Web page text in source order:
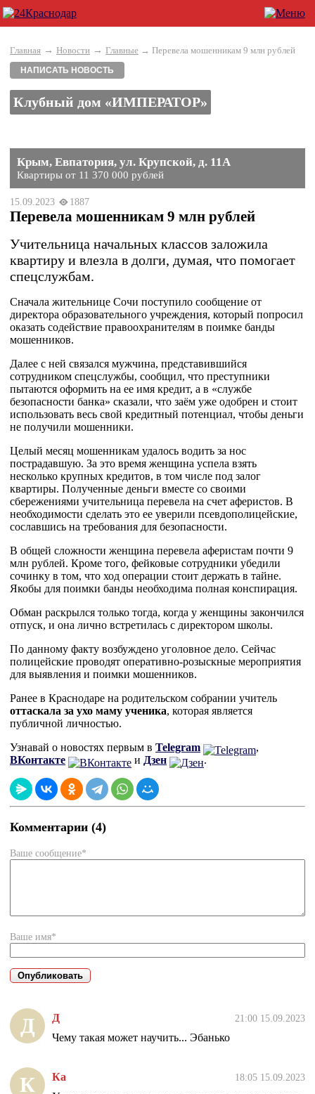
Главная → Новости → Главные → Перевела мошенникам 9 млн рублей
НАПИСАТЬ НОВОСТЬ
Клубный дом «ИМПЕРАТОР»
Крым, Евпатория, ул. Крупской, д. 11А
Квартиры от 11 370 000 рублей
15.09.2023 1887
Перевела мошенникам 9 млн рублей
Учительница начальных классов заложила
квартиру и влезла в долги, думая, что помогает
спецслужбам.
Сначала жительнице Сочи поступило сообщение от
директора образовательного учреждения, который попросил
оказать содействие правоохранителям в поимке банды
мошенников.
Далее с ней связался мужчина, представившийся
сотрудником спецслужбы, сообщил, что преступники
пытаются оформить на ее имя кредит, а в «службе
безопасности банка» сказали, что заём уже одобрен и стоит
использовать весь свой кредитный потенциал, чтобы деньги
не получили мошенники.
Целый месяц мошенникам удалось водить за нос
пострадавшую. За это время женщина успела взять
несколько крупных кредитов, в том числе под залог
квартиры. Полученные деньги вместе со своими
сбережениями учительница перевела на счет аферистов. В
необходимости сделать это ее уверили псевдополицейские,
сославшись на требования для безопасности.
В общей сложности женщина перевела аферистам почти 9
млн рублей. Кроме того, фейковые сотрудники убедили
сочинку в том, что ход операции стоит держать в тайне.
Якобы для поимки банды необходима полная конспирация.
Обман раскрылся только тогда, когда у женщины закончился
отпуск, и она лично встретилась с директором школы.
По данному факту возбуждено уголовное дело. Сейчас
полицейские проводят оперативно-розыскные мероприятия
для выявления и поимки мошенников.
Ранее в Краснодаре на родительском собрании учитель
оттаскала за ухо маму ученика, которая является
публичной личностью.
Узнавай о новостях первым в Telegram
,
ВКонтакте
и Дзен .
Комментарии (4)
Ваше сообщение*
Ваше имя*
Д Д 21:00 15.09.2023
Чему такая может научить... Эбанько
К Ка 18:05 15.09.2023